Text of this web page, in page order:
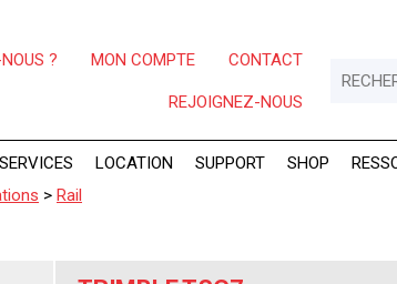
? MON COMPTE CONTACT
REJOIGNEZ-NOUS
SERVICES LOCATION SUPPORT SHOP
> Rail